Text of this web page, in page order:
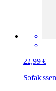
22,99 €